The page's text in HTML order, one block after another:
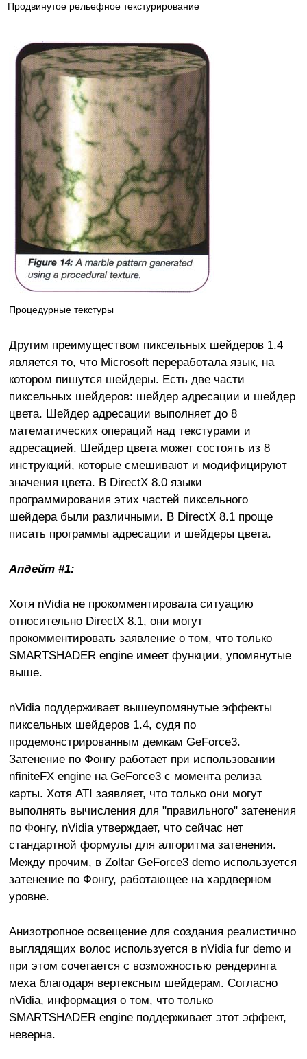
Продвинутое рельефное текстурирование
Процедурные текстуры
Другим преимуществом пиксельных шейдеров 1.4
является то, что Microsoft переработала язык, на
котором пишутся шейдеры. Есть две части
пиксельных шейдеров: шейдер адресации и шейдер
цвета. Шейдер адресации выполняет до 8
математических операций над текстурами и
адресацией. Шейдер цвета может состоять из 8
инструкций, которые смешивают и модифицируют
значения цвета. В DirectX 8.0 языки
программирования этих частей пиксельного
шейдера были различными. В DirectX 8.1 проще
писать программы адресации и шейдеры цвета.
Апдейт #1:
Хотя nVidia не прокомментировала ситуацию
относительно DirectX 8.1, они могут
прокомментировать заявление о том, что только
SMARTSHADER engine имеет функции, упомянутые
выше.
nVidia поддерживает вышеупомянутые эффекты
пиксельных шейдеров 1.4, судя по
продемонстрированным демкам GeForce3.
Затенение по Фонгу работает при использовании
nfiniteFX engine на GeForce3 с момента релиза
карты. Хотя ATI заявляет, что только они могут
выполнять вычисления для "правильного" затенения
по Фонгу, nVidia утверждает, что сейчас нет
стандартной формулы для алгоритма затенения.
Между прочим, в Zoltar GeForce3 demo используется
затенение по Фонгу, работающее на хардверном
уровне.
Анизотропное освещение для создания реалистично
выглядящих волос используется в nVidia fur demo и
при этом сочетается с возможностью рендеринга
меха благодаря вертексным шейдерам. Согласно
nVidia, информация о том, что только
SMARTSHADER engine поддерживает этот эффект,
неверна.